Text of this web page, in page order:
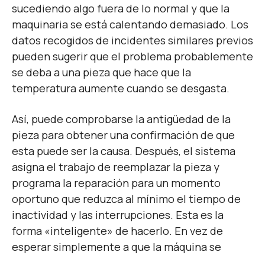
sucediendo algo fuera de lo normal y que la
maquinaria se está calentando demasiado. Los
datos recogidos de incidentes similares previos
pueden sugerir que el problema probablemente
se deba a una pieza que hace que la
temperatura aumente cuando se desgasta.
Así, puede comprobarse la antigüedad de la
pieza para obtener una confirmación de que
esta puede ser la causa. Después, el sistema
asigna el trabajo de reemplazar la pieza y
programa la reparación para un momento
oportuno que reduzca al mínimo el tiempo de
inactividad y las interrupciones. Esta es la
forma «inteligente» de hacerlo. En vez de
esperar simplemente a que la máquina se